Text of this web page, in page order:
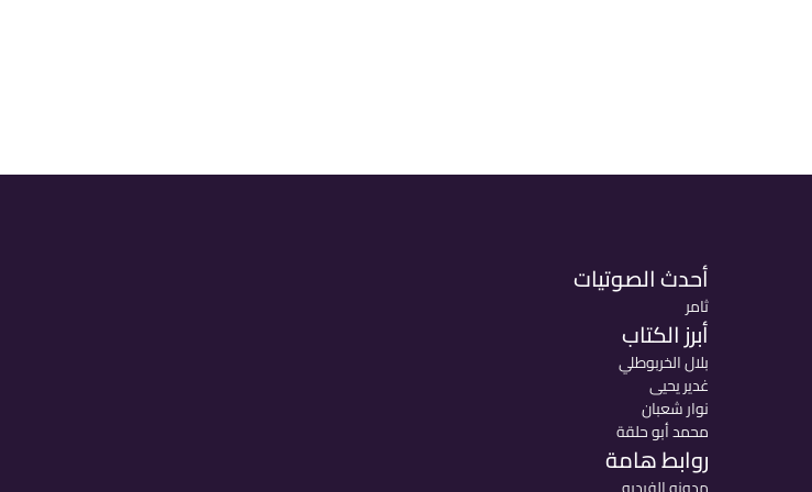
أحدث الصوتيات
ثامر
أبرز الكتاب
بلال الخربوطلي
غدير يحيى
نوار شعبان
محمد أبو حلقة
روابط هامة